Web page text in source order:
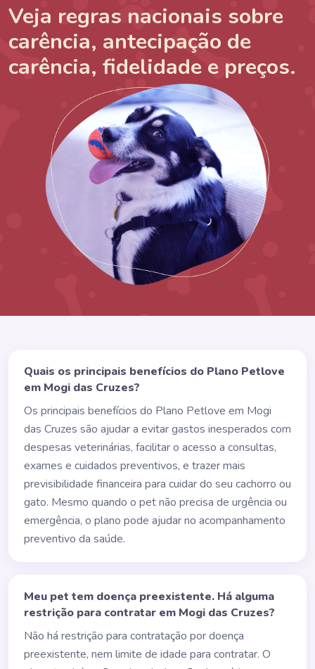
Veja regras nacionais sobre
carência, antecipação de
carência, fidelidade e preços.
Quais os principais benefícios do Plano Petlove
em Mogi das Cruzes?
Os principais benefícios do Plano Petlove em Mogi
das Cruzes são ajudar a evitar gastos inesperados com
despesas veterinárias, facilitar o acesso a consultas,
exames e cuidados preventivos, e trazer mais
previsibilidade financeira para cuidar do seu cachorro ou
gato. Mesmo quando o pet não precisa de urgência ou
emergência, o plano pode ajudar no acompanhamento
preventivo da saúde.
Meu pet tem doença preexistente. Há alguma
restrição para contratar em Mogi das Cruzes?
Não há restrição para contratação por doença
preexistente, nem limite de idade para contratar. O